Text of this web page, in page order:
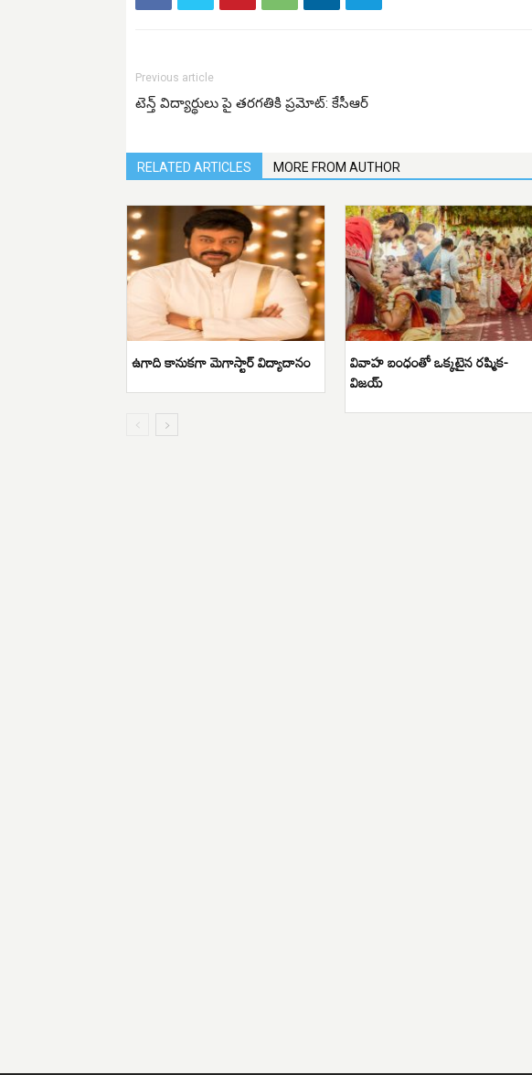
Previous article
టెన్త్ విద్యార్థులు పై తరగతికి ప్రమోట్: కేసీఆర్
RELATED ARTICLES MORE FROM AUTHOR
ఉగాది కానుకగా మెగాస్టార్ విద్యాదానం వివాహ బంధంతో ఒక్కటైన రష్మిక-
విజయ్